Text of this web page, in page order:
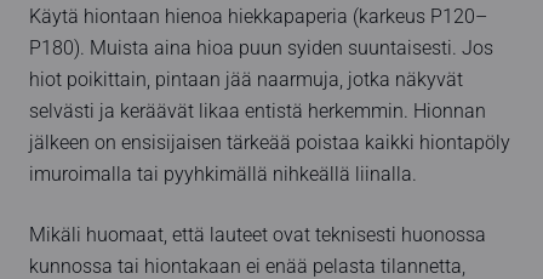
Käytä hiontaan hienoa hiekkapaperia (karkeus P120–
P180). Muista aina hioa puun syiden suuntaisesti. Jos
hiot poikittain, pintaan jää naarmuja, jotka näkyvät
selvästi ja keräävät likaa entistä herkemmin. Hionnan
jälkeen on ensisijaisen tärkeää poistaa kaikki hiontapöly
imuroimalla tai pyyhkimällä nihkeällä liinalla.
Mikäli huomaat, että lauteet ovat teknisesti huonossa
kunnossa tai hiontakaan ei enää pelasta tilannetta,